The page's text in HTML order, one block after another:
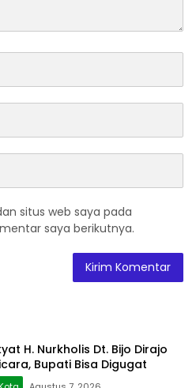
situs web saya pada
saya berikutnya.
H. Nurkholis Dt. Bijo Dirajo
Bupati Bisa Digugat